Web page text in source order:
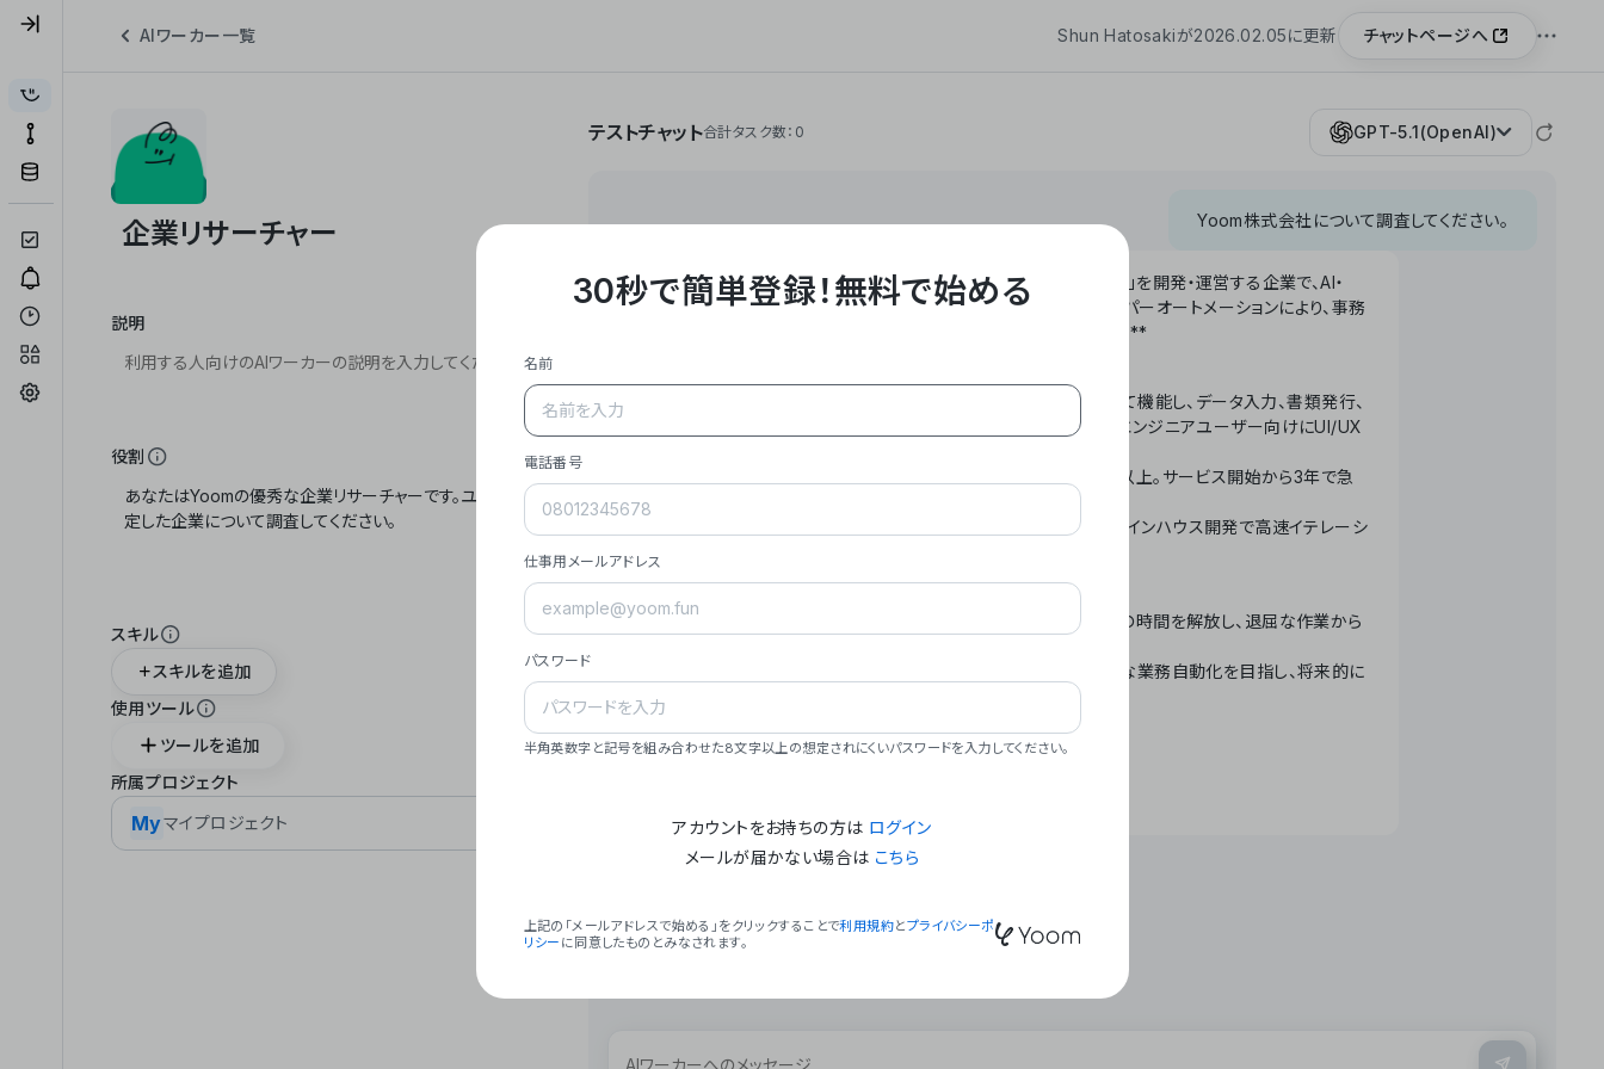
AIワーカー一覧 Shun Hatosakiが2026.02.05に更新 チャットページへ
説明
役割
スキル
スキルを追加
使用ツール
ツールを追加
所属プロジェクト
Myマイプロジェクト
テストチャット合計タスク数：0 GPT-5.1(OpenAI)
Yoom株式会社について調査してください。
**Yoom株式会社は、ビジネスオートメーションSaaS「Yoom」を開発・運営する企業で、AI・
API・RPA・OCRなどの技術をノーコードで組み合わせたハイパーオートメーションにより、事務
作業やデスクワークを自動化するサービスを提供しています。**
- **主力プロダクト「Yoom」**: SaaS連携データベースとして機能し、データ入力、書類発行、
メール対応、請求書処理、日報作成などの業務を自動化。非エンジニアユーザー向けにUI/UX
- **実績**: 国内利用社数20,000社超、直近成長率300%以上。サービス開始から3年で急
- **強み**: すべての自動化技術を1プラットフォームで完結。インハウス開発で高速イテレーシ
- **ミッション**: 「We Make Time」 – テクノロジーで人々の時間を解放し、退屈な作業から
- **ビジョン**: 「Global Business Automation」 – 世界的な業務自動化を目指し、将来的に
### 会社概要
30秒で簡単登録！無料で始める
名前
電話番号
仕事用メールアドレス
パスワード
半角英数字と記号を組み合わせた8文字以上の想定されにくいパスワードを入力してください。
アカウントをお持ちの方は ログイン
メールが届かない場合は こちら
上記の「メールアドレスで始める」をクリックすることで利用規約とプライバシーポ
リシー に同意したものとみなされます。